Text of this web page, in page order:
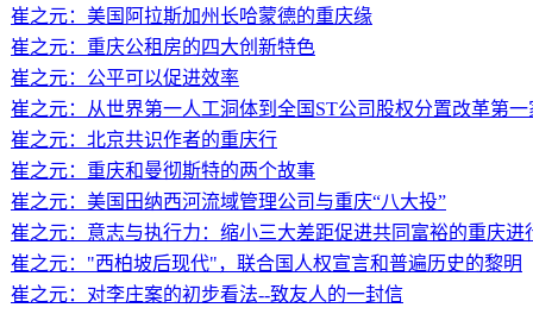
崔之元：美国阿拉斯加州长哈蒙德的重庆缘
崔之元：重庆公租房的四大创新特色
崔之元：公平可以促进效率
崔之元：从世界第一人工洞体到全国ST公司股权分置改革第一
崔之元：北京共识作者的重庆行
崔之元：重庆和曼彻斯特的两个故事
崔之元：美国田纳西河流域管理公司与重庆“八大投”
崔之元：意志与执行力：缩小三大差距促进共同富裕的重庆进
崔之元："西柏坡后现代"，联合国人权宣言和普遍历史的黎明
崔之元：对李庄案的初步看法--致友人的一封信